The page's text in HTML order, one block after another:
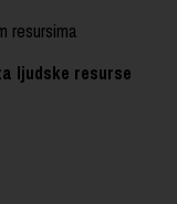
resursima
ljudske resurse